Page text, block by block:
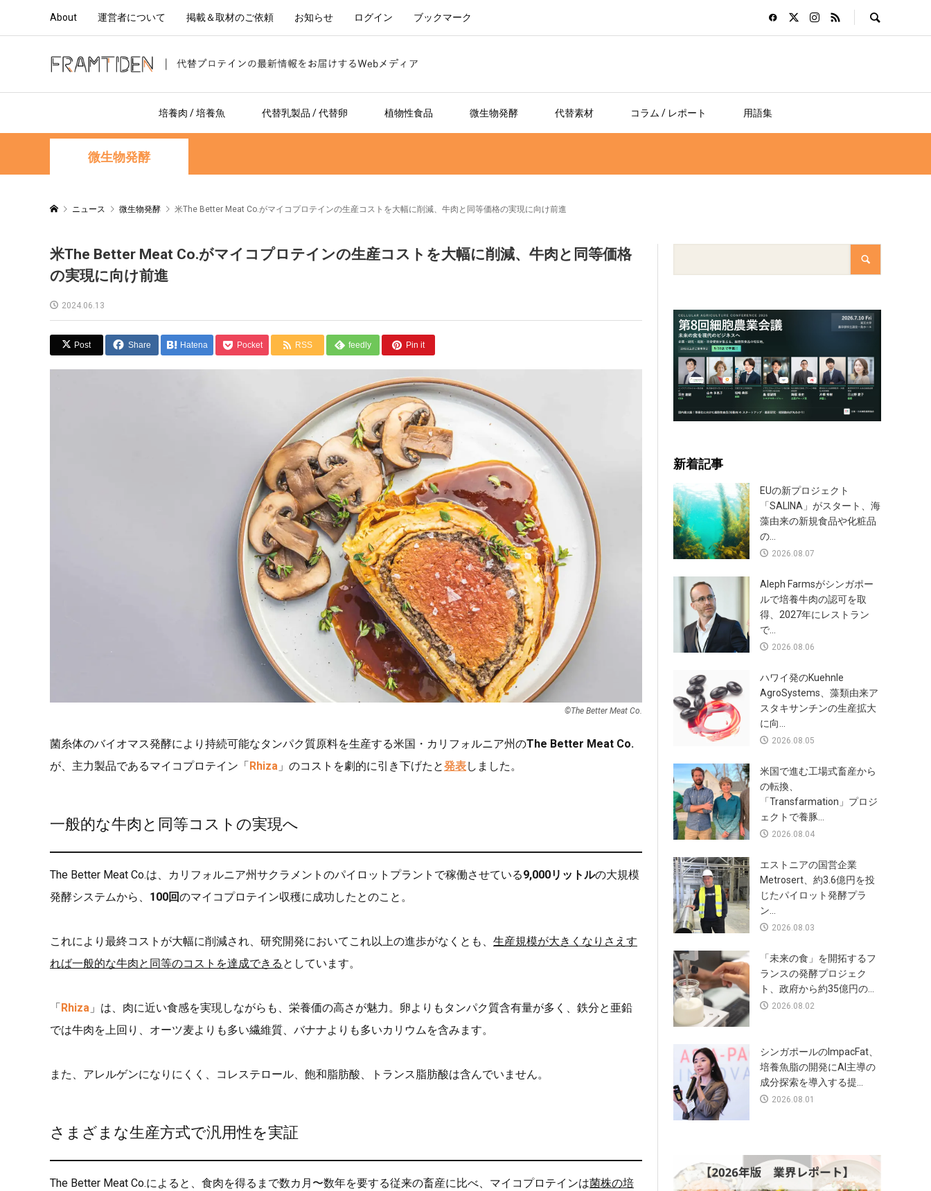
About 運営者について 掲載＆取材のご依頼 お知らせ ログイン ブックマーク
培養肉 / 培養魚 代替乳製品 / 代替卵 植物性食品 微生物発酵 代替素材 コラム / レポート 用語集
微生物発酵
ニュース 微生物発酵 米The Better Meat Co.がマイコプロテインの生産コストを大幅に削減、牛肉と同等価格の実現に向け前進
米The Better Meat Co.がマイコプロテインの生産コストを大幅に削減、牛肉と同等価格
の実現に向け前進
2024.06.13
Post Share Hatena Pocket RSS feedly Pin it
©︎The Better Meat Co.
菌糸体のバイオマス発酵により持続可能なタンパク質原料を生産する米国・カリフォルニア州のThe Better Meat Co.
が、主力製品であるマイコプロテイン「Rhiza 」のコストを劇的に引き下げたと発表しました。
一般的な牛肉と同等コストの実現へ
The Better Meat Co.は、カリフォルニア州サクラメントのパイロットプラントで稼働させている9,000リットルの大規模
発酵システムから、 100回のマイコプロテイン収穫に成功したとのこと。
これにより最終コストが大幅に削減され、研究開発においてこれ以上の進歩がなくとも、 生産規模が大きくなりさえす
れば一般的な牛肉と同等のコストを達成できる としています。
「Rhiza 」は、肉に近い食感を実現しながらも、栄養価の高さが魅力。卵よりもタンパク質含有量が多く、鉄分と亜鉛
では牛肉を上回り、オーツ麦よりも多い繊維質、バナナよりも多いカリウムを含みます。
また、アレルゲンになりにくく、コレステロール、飽和脂肪酸、トランス脂肪酸は含んでいません。
さまざまな生産方式で汎用性を実証
The Better Meat Co.によると、食肉を得るまで数カ月〜数年を要する従来の畜産に比べ、マイコプロテインは菌株の培
新着記事
EUの新プロジェクト
「SALINA」がスタート、海
藻由来の新規食品や化粧品
の...
2026.08.07
Aleph Farmsがシンガポー
ルで培養牛肉の認可を取
得、2027年にレストラン
で...
2026.08.06
ハワイ発のKuehnle
AgroSystems、藻類由来ア
スタキサンチンの生産拡大
に向...
2026.08.05
米国で進む工場式畜産から
の転換、
「Transfarmation」プロジ
ェクトで養豚...
2026.08.04
エストニアの国営企業
Metrosert、約3.6億円を投
じたパイロット発酵プラ
ン...
2026.08.03
「未来の食」を開拓するフ
ランスの発酵プロジェク
ト、政府から約35億円の...
2026.08.02
シンガポールのImpacFat、
培養魚脂の開発にAI主導の
成分探索を導入する提...
2026.08.01